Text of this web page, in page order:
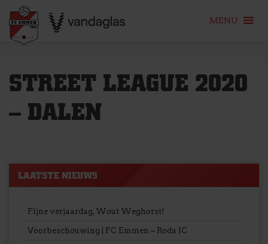
content
MENU
STREET LEAGUE 2020
– DALEN
LAATSTE NIEUWS
Fijne verjaardag, Wout Weghorst!
Voorbeschouwing | FC Emmen – Roda JC